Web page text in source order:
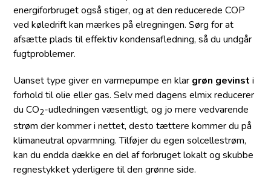
energiforbruget også stiger, og at den reducerede COP
ved køledrift kan mærkes på elregningen. Sørg for at
afsætte plads til effektiv kondensafledning, så du undgår
fugtproblemer.
Uanset type giver en varmepumpe en klar grøn gevinst i
forhold til olie eller gas. Selv med dagens elmix reducerer
du CO2-udledningen væsentligt, og jo mere vedvarende
strøm der kommer i nettet, desto tættere kommer du på
klimaneutral opvarmning. Tilføjer du egen solcellestrøm,
kan du endda dække en del af forbruget lokalt og skubbe
regnestykket yderligere til den grønne side.